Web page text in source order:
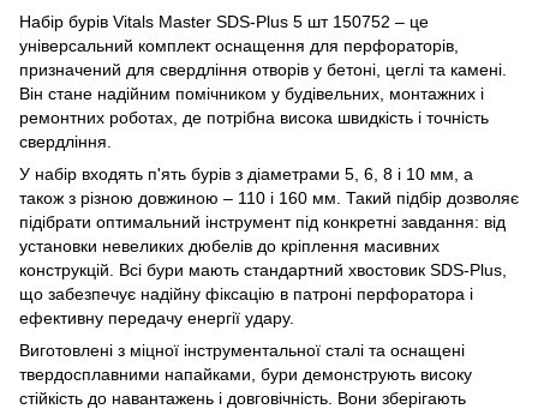
Набір бурів Vitals Master SDS-Plus 5 шт 150752 – це
універсальний комплект оснащення для перфораторів,
призначений для свердління отворів у бетоні, цеглі та камені.
Він стане надійним помічником у будівельних, монтажних і
ремонтних роботах, де потрібна висока швидкість і точність
свердління.
У набір входять п'ять бурів з діаметрами 5, 6, 8 і 10 мм, а
також з різною довжиною – 110 і 160 мм. Такий підбір дозволяє
підібрати оптимальний інструмент під конкретні завдання: від
установки невеликих дюбелів до кріплення масивних
конструкцій. Всі бури мають стандартний хвостовик SDS-Plus,
що забезпечує надійну фіксацію в патроні перфоратора і
ефективну передачу енергії удару.
Виготовлені з міцної інструментальної сталі та оснащені
твердосплавними напайками, бури демонструють високу
стійкість до навантажень і довговічність. Вони зберігають